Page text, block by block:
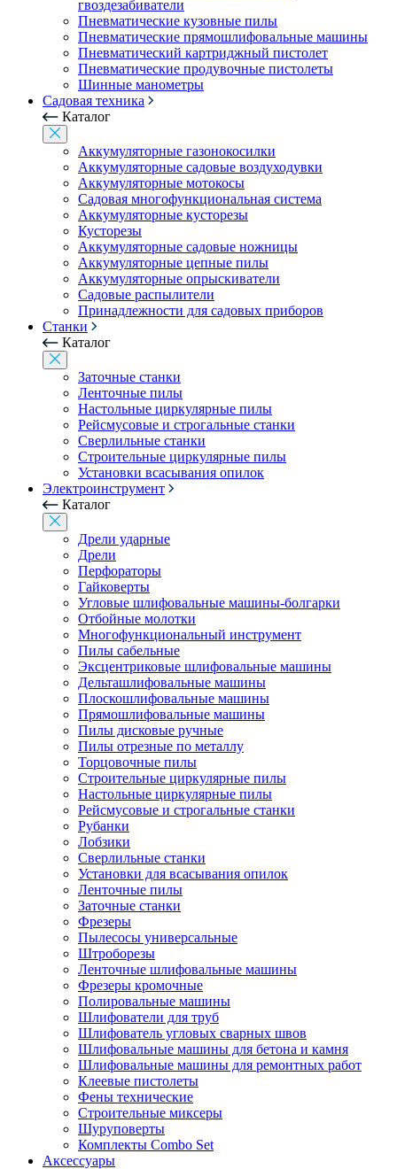
гвоздезабиватели
Пневматические кузовные пилы
Пневматические прямошлифовальные машины
Пневматический картриджный пистолет
Пневматические продувочные пистолеты
Шинные манометры
Садовая техника
Каталог
Аккумуляторные газонокосилки
Аккумуляторные садовые воздуходувки
Аккумуляторные мотокосы
Садовая многофункциональная система
Аккумуляторные кусторезы
Кусторезы
Аккумуляторные садовые ножницы
Аккумуляторные цепные пилы
Аккумуляторные опрыскиватели
Садовые распылители
Принадлежности для садовых приборов
Станки
Каталог
Заточные станки
Ленточные пилы
Настольные циркулярные пилы
Рейсмусовые и строгальные станки
Сверлильные станки
Строительные циркулярные пилы
Установки всасывания опилок
Электроинструмент
Каталог
Дрели ударные
Дрели
Перфораторы
Гайковерты
Угловые шлифовальные машины-болгарки
Отбойные молотки
Многофункциональный инструмент
Пилы сабельные
Эксцентриковые шлифовальные машины
Дельташлифовальные машины
Плоскошлифовальные машины
Прямошлифовальные машины
Пилы дисковые ручные
Пилы отрезные по металлу
Торцовочные пилы
Строительные циркулярные пилы
Настольные циркулярные пилы
Рейсмусовые и строгальные станки
Рубанки
Лобзики
Сверлильные станки
Установки для всасывания опилок
Ленточные пилы
Заточные станки
Фрезеры
Пылесосы универсальные
Штроборезы
Ленточные шлифовальные машины
Фрезеры кромочные
Полировальные машины
Шлифователи для труб
Шлифователь угловых сварных швов
Шлифовальные машины для бетона и камня
Шлифовальные машины для ремонтных работ
Клеевые пистолеты
Фены технические
Строительные миксеры
Шуруповерты
Комплекты Combo Set
Аксессуары